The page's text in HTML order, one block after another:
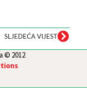
SLJEDEĆA VIJEST
© 2012